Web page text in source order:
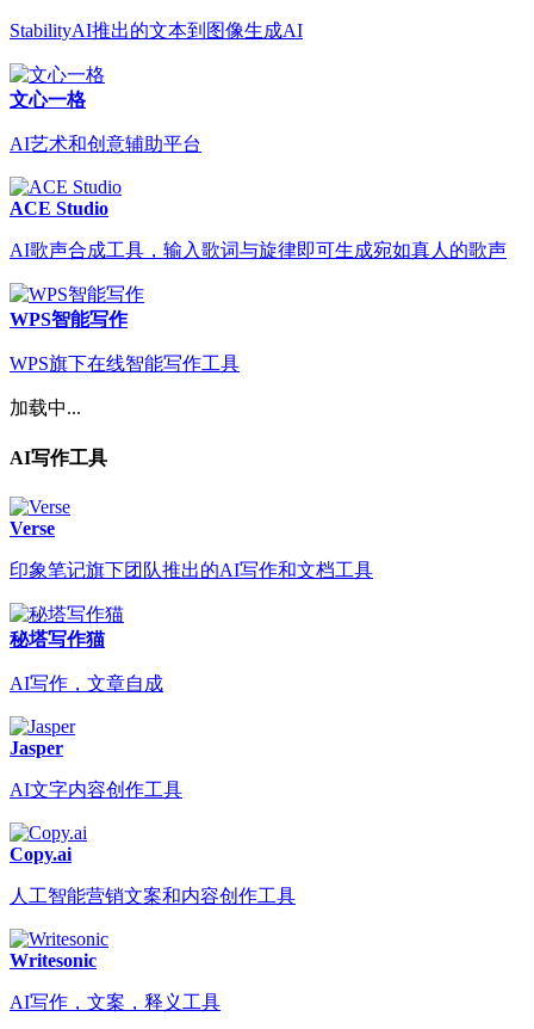
StabilityAI推出的文本到图像生成AI
文心一格
AI艺术和创意辅助平台
ACE Studio
AI歌声合成工具，输入歌词与旋律即可生成宛如真人的歌声
WPS智能写作
WPS旗下在线智能写作工具
加载中...
AI写作工具
Verse
印象笔记旗下团队推出的AI写作和文档工具
秘塔写作猫
AI写作，文章自成
Jasper
AI文字内容创作工具
Copy.ai
人工智能营销文案和内容创作工具
Writesonic
AI写作，文案，释义工具